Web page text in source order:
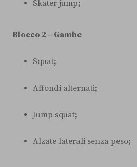
Skater jump;
Blocco 2 – Gambe
Squat;
Affondi alternati;
Jump squat;
Alzate laterali senza peso;